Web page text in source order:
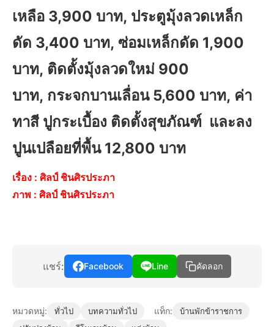
เหลือ 3,900 บาท, ประตูมุ้งลวดเหล็ก
ดัด 3,400 บาท, ซ่อมเหล็กดัด 1,900
บาท, ติดตั้งมุ้งลวดใหม่ 900
บาท, กระจกบานเลื่อน 5,600 บาท, ค่า
ทาสี ปูกระเบื้อง ติดตั้งสุขภัณฑ์ และลง
ปูนเปลือยที่พื้น 12,800 บาท
เรื่อง : ศิลป์ ชินศิรประภา
ภาพ : ศิลป์ ชินศิรประภา
แชร์: Facebook Line คัดลอก
หมวดหมู่: ทั่วไป บทความทั่วไป แท็ก:
บ้านพักข้าราชการ